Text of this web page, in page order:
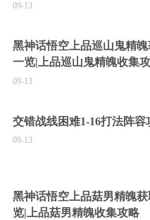
09-13
黑神话悟空上品巡山鬼精
一览|上品巡山鬼精魄收集
09-13
交错战线困难1-16打法阵容
09-13
黑神话悟空上品菇男精魄
览|上品菇男精魄收集攻略